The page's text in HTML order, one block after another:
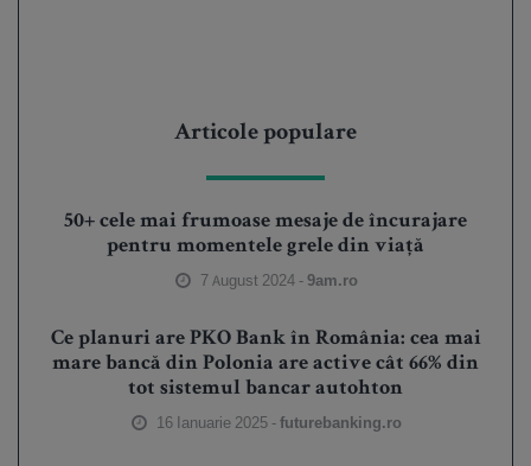
Articole populare
50+ cele mai frumoase mesaje de încurajare
pentru momentele grele din viață
7 August 2024 -9am.ro
Ce planuri are PKO Bank în România: cea mai
mare bancă din Polonia are active cât 66% din
tot sistemul bancar autohton
16 Ianuarie 2025 -futurebanking.ro